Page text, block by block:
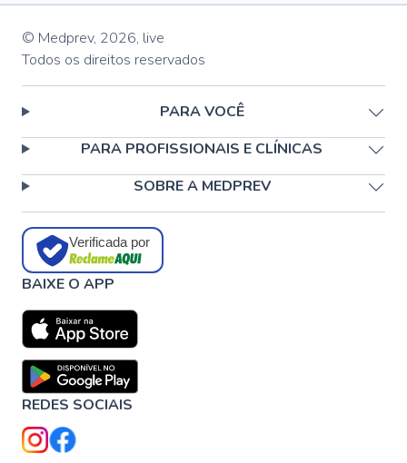
© Medprev, 2026, live
Todos os direitos reservados
PARA VOCÊ
PARA PROFISSIONAIS E CLÍNICAS
SOBRE A MEDPREV
Verificada por
BAIXE O APP
REDES SOCIAIS